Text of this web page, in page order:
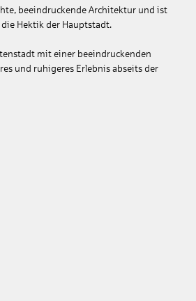
beeindruckende Architektur und ist
Hektik der Hauptstadt.
mit einer beeindruckenden
und ruhigeres Erlebnis abseits der